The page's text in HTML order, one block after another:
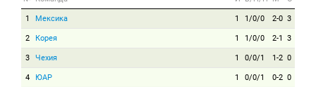
1 Мексика 1 1/0/0 2-0 3
2 Корея 1 1/0/0 2-1 3
3 Чехия 1 0/0/1 1-2 0
4 ЮАР 1 0/0/1 0-2 0